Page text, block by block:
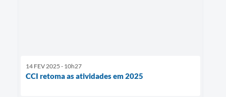
14 FEV 2025 - 10h27
CCI retoma as atividades em 2025